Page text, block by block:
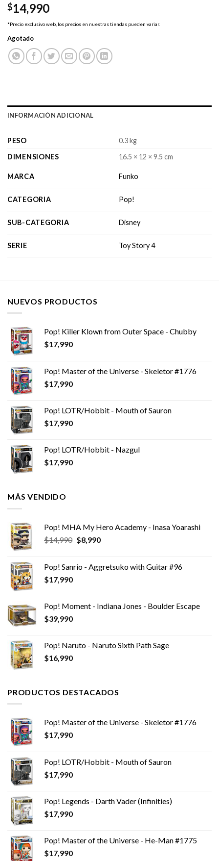
$14,990
*Precio exclusivo web, los precios en nuestras tiendas pueden variar.
Agotado
INFORMACIÓN ADICIONAL
PESO
0.3 kg
DIMENSIONES
16.5 × 12 × 9.5 cm
MARCA Funko
CATEGORIA Pop!
SUB-CATEGORIA Disney
SERIE Toy Story 4
NUEVOS PRODUCTOS
Pop! Killer Klown from Outer Space - Chubby
$17,990
Pop! Master of the Universe - Skeletor #1776
$17,990
Pop! LOTR/Hobbit - Mouth of Sauron
$17,990
Pop! LOTR/Hobbit - Nazgul
$17,990
MÁS VENDIDO
Pop! MHA My Hero Academy - Inasa Yoarashi
$14,990 El
era:
$8,990El
es:
Pop! Sanrio - Aggretsuko with Guitar #96
$17,990
Pop! Moment - Indiana Jones - Boulder Escape
$39,990
Pop! Naruto - Naruto Sixth Path Sage
$16,990
PRODUCTOS DESTACADOS
Pop! Master of the Universe - Skeletor #1776
$17,990
Pop! LOTR/Hobbit - Mouth of Sauron
$17,990
Pop! Legends - Darth Vader (Infinities)
$17,990
Pop! Master of the Universe - He-Man #1775
$17,990